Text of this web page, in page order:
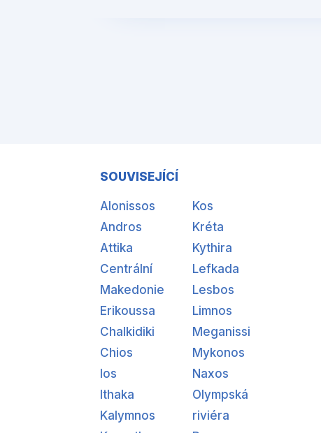
SOUVISEJÍCÍ
Alonissos
Andros
Attika
Centrální
Makedonie
Erikoussa
Chalkidiki
Chios
Ios
Ithaka
Kalymnos
Kos
Kréta
Kythira
Lefkada
Lesbos
Limnos
Meganissi
Mykonos
Naxos
Olympská
riviéra